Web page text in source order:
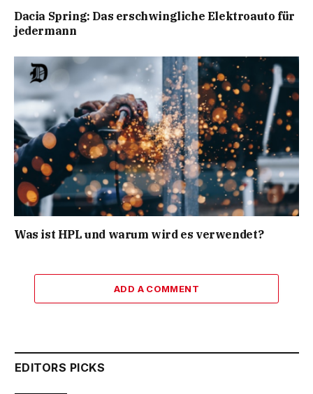
Dacia Spring: Das erschwingliche Elektroauto für
jedermann
Was ist HPL und warum wird es verwendet?
ADD A COMMENT
EDITORS PICKS